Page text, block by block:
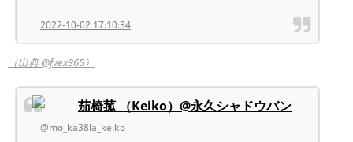
2022-10-02 17:10:34
（出典 @fvex365）
茄椅菰 （Keiko）@永久シャドウバン
@mo_ka38la_keiko